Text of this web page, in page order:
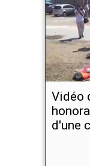
Vidéo
d'une